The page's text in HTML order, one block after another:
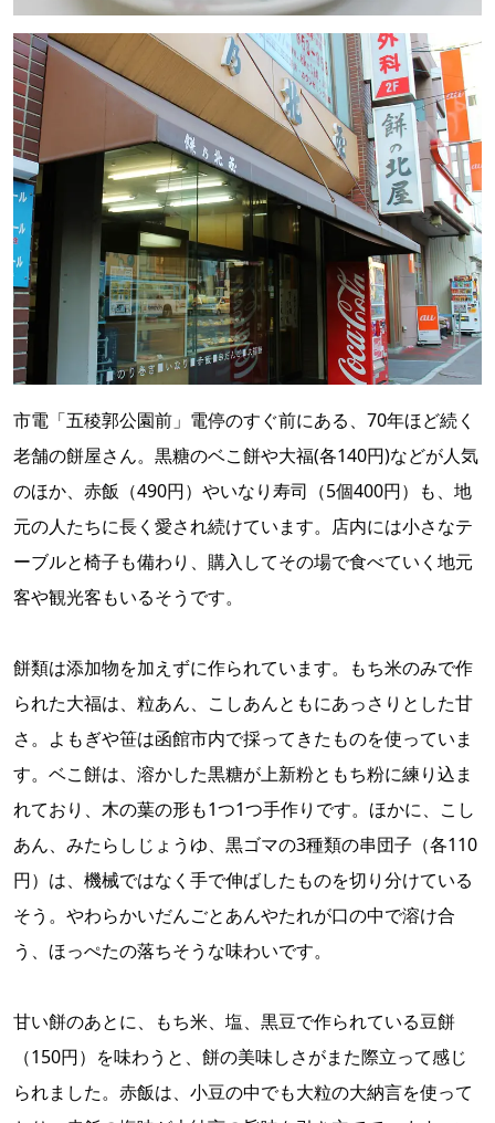
市電「五稜郭公園前」電停のすぐ前にある、70年ほど続く
老舗の餅屋さん。黒糖のベこ餅や大福(各140円)などが人気
のほか、赤飯（490円）やいなり寿司（5個400円）も、地
元の人たちに長く愛され続けています。店内には小さなテ
ーブルと椅子も備わり、購入してその場で食べていく地元
客や観光客もいるそうです。
餅類は添加物を加えずに作られています。もち米のみで作
られた大福は、粒あん、こしあんともにあっさりとした甘
さ。よもぎや笹は函館市内で採ってきたものを使っていま
す。ベこ餅は、溶かした黒糖が上新粉ともち粉に練り込ま
れており、木の葉の形も1つ1つ手作りです。ほかに、こし
あん、みたらしじょうゆ、黒ゴマの3種類の串団子（各110
円）は、機械ではなく手で伸ばしたものを切り分けている
そう。やわらかいだんごとあんやたれが口の中で溶け合
う、ほっぺたの落ちそうな味わいです。
甘い餅のあとに、もち米、塩、黒豆で作られている豆餅
（150円）を味わうと、餅の美味しさがまた際立って感じ
られました。赤飯は、小豆の中でも大粒の大納言を使って